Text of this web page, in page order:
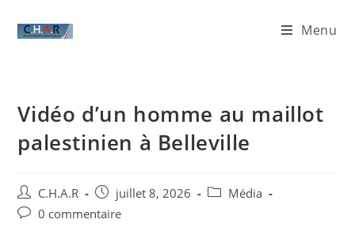
Menu
Vidéo d’un homme au maillot
palestinien à Belleville
C.H.A.R juillet 8, 2026
Média
0 commentaire